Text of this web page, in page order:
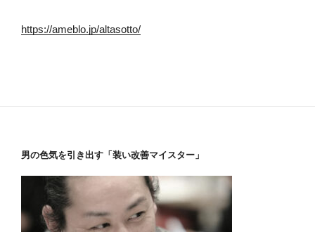
https://ameblo.jp/altasotto/
男の色気を引き出す「装い改善マイスター」